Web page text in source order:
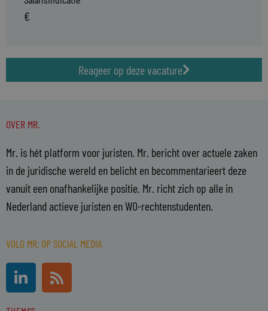
€
Reageer op deze vacature
OVER MR.
Mr. is hét platform voor juristen. Mr. bericht over actuele zaken
in de juridische wereld en belicht en becommentarieert deze
vanuit een onafhankelijke positie. Mr. richt zich op alle in
Nederland actieve juristen en WO-rechtenstudenten.
VOLG MR. OP SOCIAL MEDIA
i
R
s